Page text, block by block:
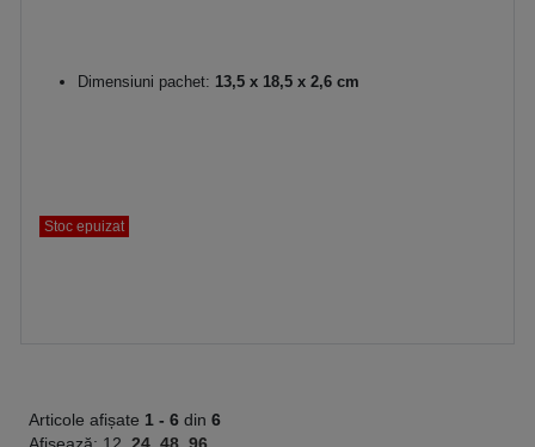
Dimensiuni pachet: 13,5 x 18,5 x 2,6 cm
Stoc epuizat
Articole afișate 1 - 6 din 6